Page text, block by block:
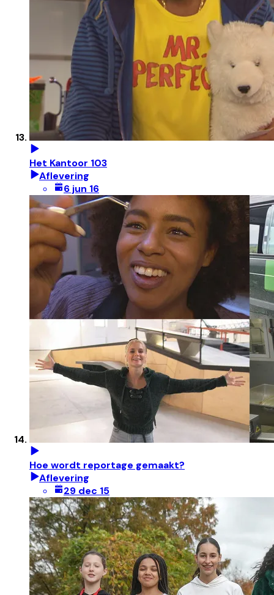
Het Kantoor 103
Aflevering
6 jun 16
Hoe wordt reportage gemaakt?
Aflevering
29 dec 15